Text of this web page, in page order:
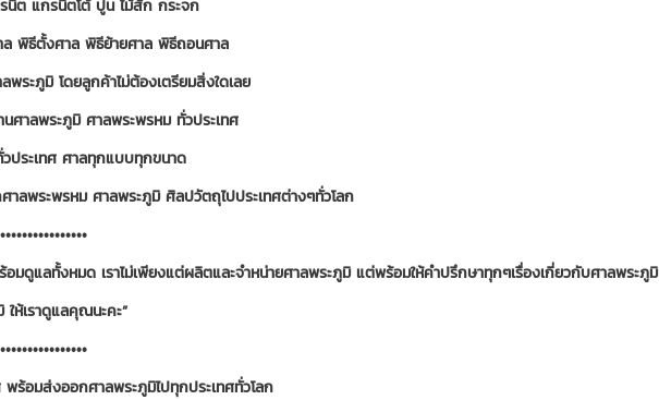
ต แกรนิตโต้ ปูน ไม้สัก กระจก
พิธีตั้งศาล พิธีย้ายศาล พิธีถอนศาล
ระภูมิ โดยลูกค้าไม่ต้องเตรียมสิ่งใดเลย
ศาลพระภูมิ ศาลพระพรหม ทั่วประเทศ
ประเทศ ศาลทุกแบบทุกขนาด
ลพระพรหม ศาลพระภูมิ ศิลปวัตถุไปประเทศต่างๆทั่วโลก
มดูแลทั้งหมด เราไม่เพียงแต่ผลิตและจำหน่ายศาลพระภูมิ แต่พร้อมให้คำปรึกษาทุกๆเรื่องเกี่ยวกับศาลพระภูมิ
ให้เราดูแลคุณนะคะ”
พร้อมส่งออกศาลพระภูมิไปทุกประเทศทั่วโลก